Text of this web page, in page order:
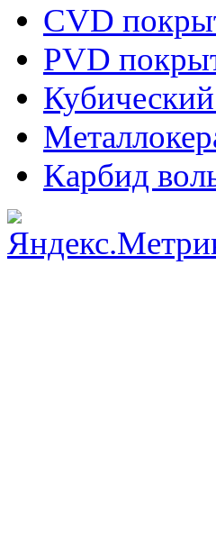
CVD
PVD
Карбид